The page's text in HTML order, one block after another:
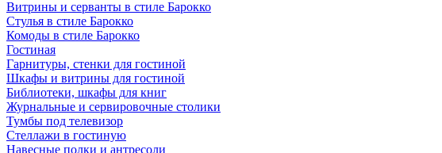
Витрины и серванты в стиле Барокко
Стулья в стиле Барокко
Комоды в стиле Барокко
Гостиная
Гарнитуры, стенки для гостиной
Шкафы и витрины для гостиной
Библиотеки, шкафы для книг
Журнальные и сервировочные столики
Тумбы под телевизор
Стеллажи в гостиную
Навесные полки и антресоли